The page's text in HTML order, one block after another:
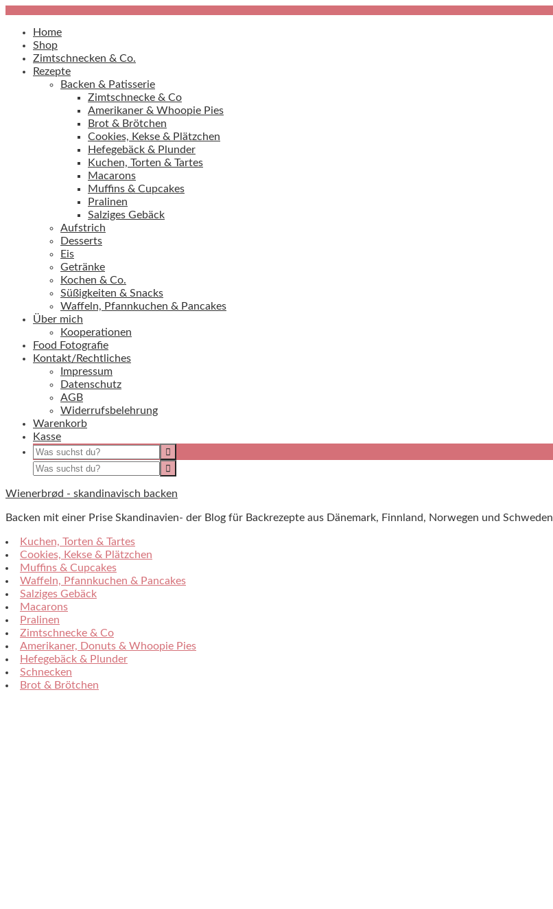
Home
Shop
Zimtschnecken & Co.
Rezepte
Backen & Patisserie
Zimtschnecke & Co
Amerikaner & Whoopie Pies
Brot & Brötchen
Cookies, Kekse & Plätzchen
Hefegebäck & Plunder
Kuchen, Torten & Tartes
Macarons
Muffins & Cupcakes
Pralinen
Salziges Gebäck
Aufstrich
Desserts
Eis
Getränke
Kochen & Co.
Süßigkeiten & Snacks
Waffeln, Pfannkuchen & Pancakes
Über mich
Kooperationen
Food Fotografie
Kontakt/Rechtliches
Impressum
Datenschutz
AGB
Widerrufsbelehrung
Warenkorb
Kasse
Wienerbrød - skandinavisch backen
Backen mit einer Prise Skandinavien- der Blog für Backrezepte aus Dänemark, Finnland, Norwegen und Schweden
Kuchen, Torten & Tartes
Cookies, Kekse & Plätzchen
Muffins & Cupcakes
Waffeln, Pfannkuchen & Pancakes
Salziges Gebäck
Macarons
Pralinen
Zimtschnecke & Co
Amerikaner, Donuts & Whoopie Pies
Hefegebäck & Plunder
Schnecken
Brot & Brötchen